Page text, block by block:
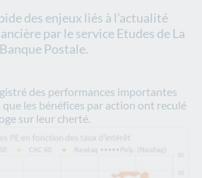
des enjeux liés à l’actualité
par le service Etudes de La
Banque Postale.
des performances importantes
les bénéfices par action ont reculé
sur leur cherté.